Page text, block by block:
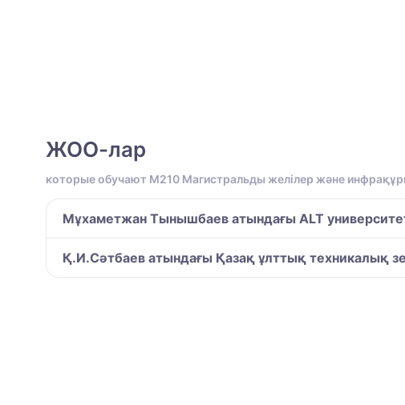
ЖОО-лар
которые обучают M210 Магистральды желілер және
Мұхаметжан Тынышбаев атындағы ALT
Қ.И.Сәтбаев атындағы Қазақ ұлттық техникалық